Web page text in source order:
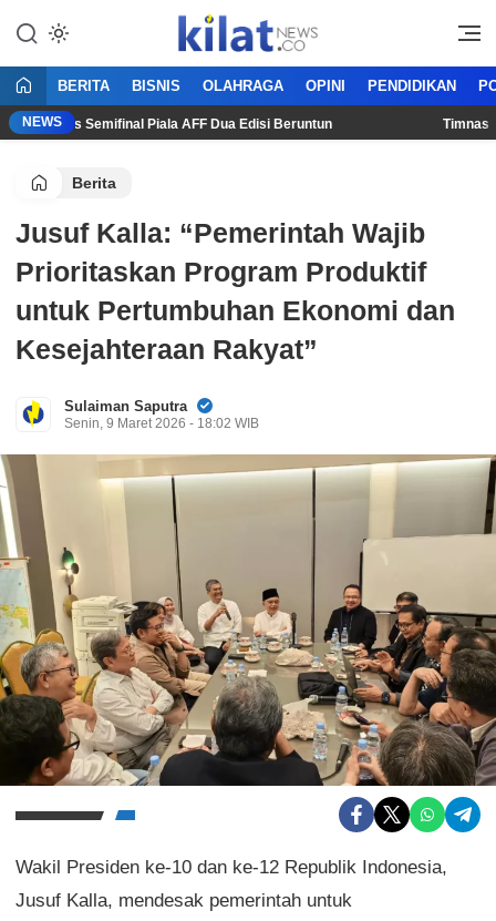
KilatNews.co
Mencerdaskan Anak Bangsa
BERITA BISNIS OLAHRAGA OPINI PENDIDIKAN
NEWS
Lolos Semifinal Piala AFF Dua Edisi Beruntun Timnas
Berita
Jusuf Kalla: “Pemerintah Wajib
Prioritaskan Program Produktif
untuk Pertumbuhan Ekonomi dan
Kesejahteraan Rakyat”
Sulaiman Saputra
Senin, 9 Maret 2026 - 18:02 WIB
Wakil Presiden ke-10 dan ke-12 Republik Indonesia,
Jusuf Kalla, mendesak pemerintah untuk